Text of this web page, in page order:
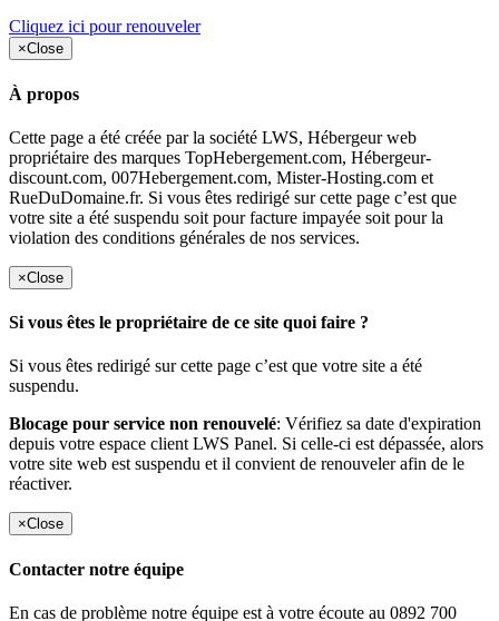
Cliquez ici pour renouveler
×Close
À propos
Cette page a été créée par la société LWS, Hébergeur web
propriétaire des marques TopHebergement.com, Hébergeur-
discount.com, 007Hebergement.com, Mister-Hosting.com et
RueDuDomaine.fr. Si vous êtes redirigé sur cette page c’est que
votre site a été suspendu soit pour facture impayée soit pour la
violation des conditions générales de nos services.
×Close
Si vous êtes le propriétaire de ce site quoi faire ?
Si vous êtes redirigé sur cette page c’est que votre site a été
suspendu.
Blocage pour service non renouvelé: Vérifiez sa date d'expiration
depuis votre espace client LWS Panel. Si celle-ci est dépassée, alors
votre site web est suspendu et il convient de renouveler afin de le
réactiver.
×Close
Contacter notre équipe
En cas de problème notre équipe est à votre écoute au 0892 700